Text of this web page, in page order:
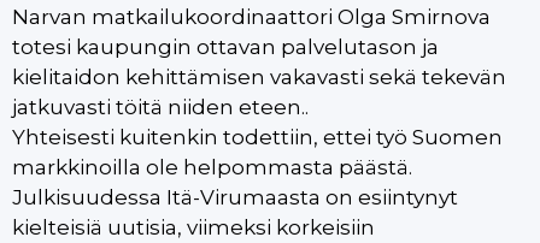
Narvan matkailukoordinaattori Olga Smirnova
totesi kaupungin ottavan palvelutason ja
kielitaidon kehittämisen vakavasti sekä tekevän
jatkuvasti töitä niiden eteen..
Yhteisesti kuitenkin todettiin, ettei työ Suomen
markkinoilla ole helpommasta päästä.
Julkisuudessa Itä-Virumaasta on esiintynyt
kielteisiä uutisia, viimeksi korkeisiin